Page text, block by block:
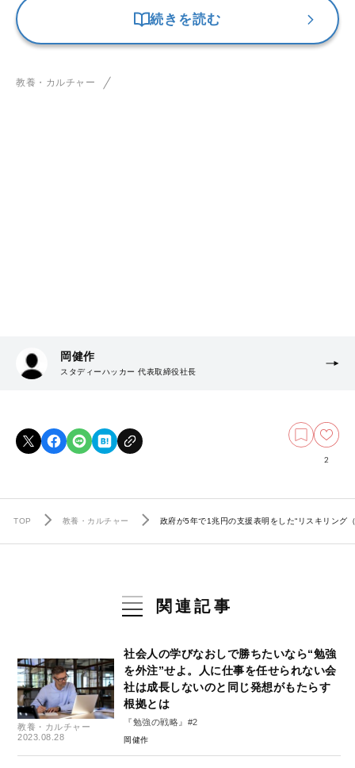
続きを読む
教養・カルチャー
岡健作
スタディーハッカー 代表取締役社長
2
TOP 教養・カルチャー 政府が5年で1兆円の支援表明をした“リスキリング
関連記事
教養・カルチャー
2023.08.28
社会人の学びなおしで勝ちたいなら“勉強
を外注”せよ。人に仕事を任せられない会
社は成長しないのと同じ発想がもたらす
根拠とは
『勉強の戦略』#2
岡健作